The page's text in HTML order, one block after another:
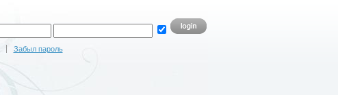
Забыл пароль